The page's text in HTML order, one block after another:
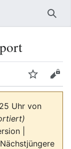
Uhr von
|